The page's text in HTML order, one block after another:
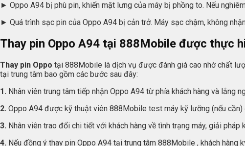
► Oppo A94 bị phù pin, khiến mặt lưng của máy bị phồng to. Nếu
► Quá trình sạc pin của Oppo A94 bị cản trở. Máy sạc chậm, không
Thay pin Oppo A94 tại 888Mobile được thực
Thay pin Oppo tại 888Mobile là dịch vụ được đánh giá cao nhờ chất
tại trung tâm bao gồm các bước sau đây:
1. Nhân viên trung tâm tiếp nhận Oppo A94 từ phía khách hàng và lắng
2. Oppo A94 được kỹ thuật viên 888Mobile test máy kỹ lưỡng (nếu cần)
3. Nhân viên trao đổi chi tiết với khách hàng về tình trạng máy, giải pháp
4. Nếu đồng ý thay pin Oppo A94 tại trung tâm 888Mobile , khách hàng